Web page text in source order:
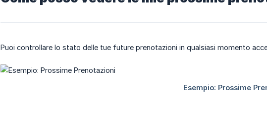
Puoi controllare lo stato delle tue future prenotazioni in qualsiasi momento